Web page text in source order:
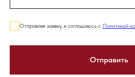
Отправляя заявку, я соглашаюсь с Политикой
Отправить